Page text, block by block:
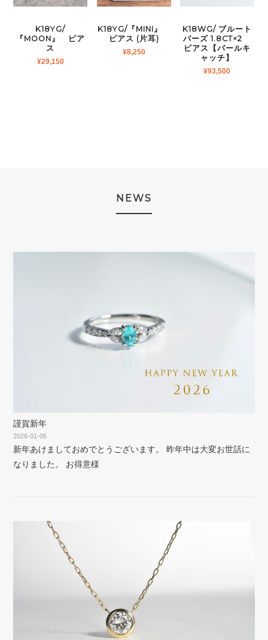
K18YG/
『MOON』 ピア
ス
¥29,150
K18YG/『MINI』
ピアス (片耳)
¥8,250
K18WG/ ブルート
パーズ 1.8CT×2
ピアス【パールキ
ャッチ】
¥93,500
NEWS
謹賀新年
2026-01-05
新年あけましておめでとうございます。 昨年中は大変お世話に
なりました。 お得意様